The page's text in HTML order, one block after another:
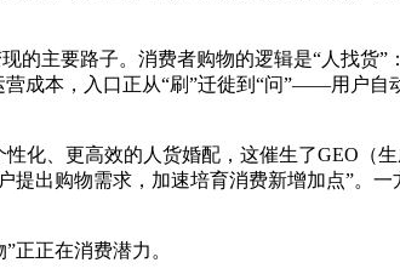
主要路子。消费者购物的逻辑是“人找货”
成本，入口正从“刷”迁徙到“问”——用户自
、更高效的人货婚配，这催生了GEO（生
购物需求，加速培育消费新增加点”。一
正在消费潜力。